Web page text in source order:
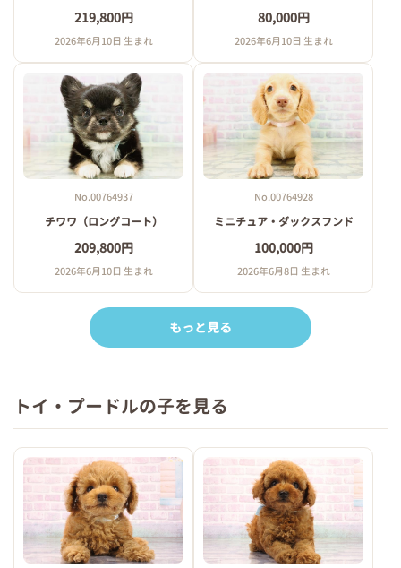
219,800円
2026年6月10日 生まれ
80,000円
2026年6月10日 生まれ
No.00764937
チワワ（ロングコート）
209,800円
2026年6月10日 生まれ
No.00764928
ミニチュア・ダックスフンド
100,000円
2026年6月8日 生まれ
もっと見る
トイ・プードルの子を見る